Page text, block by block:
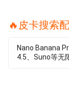
Nano Banana
4.5、Suno等无